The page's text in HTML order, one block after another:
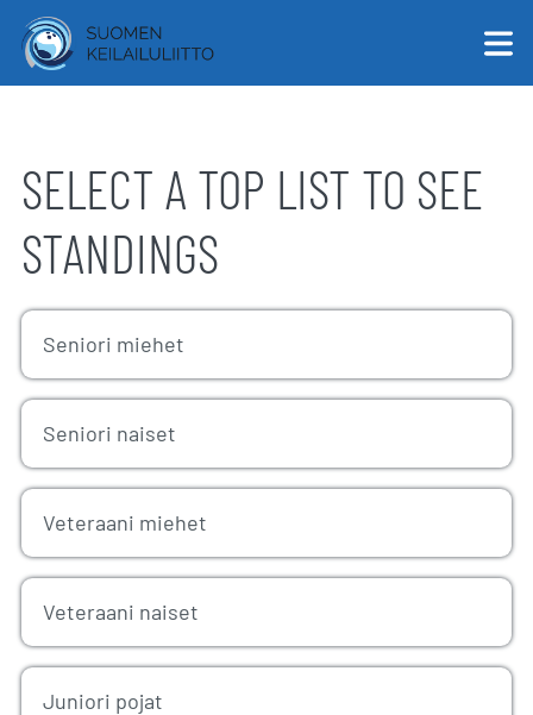
English
Suomi
SELECT A TOP LIST TO SEE
STANDINGS
Seniori miehet
Seniori naiset
Veteraani miehet
Veteraani naiset
Juniori pojat